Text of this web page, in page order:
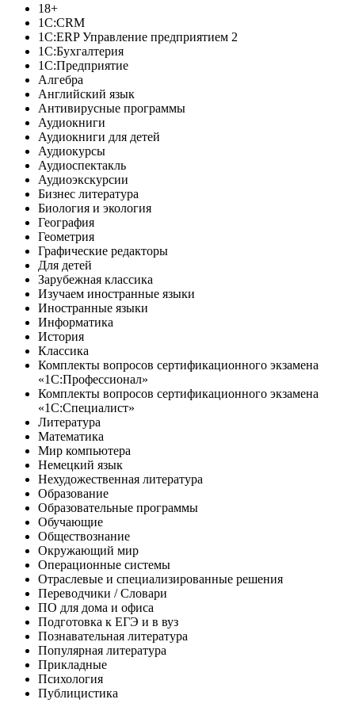
18+
1C:CRM
1С:ERP Управление предприятием 2
1С:Бухгалтерия
1С:Предприятие
Алгебра
Английский язык
Антивирусные программы
Аудиокниги
Аудиокниги для детей
Аудиокурсы
Аудиоспектакль
Аудиоэкскурсии
Бизнес литература
Биология и экология
География
Геометрия
Графические редакторы
Для детей
Зарубежная классика
Изучаем иностранные языки
Иностранные языки
Информатика
История
Классика
Комплекты вопросов сертификационного экзамена
«1С:Профессионал»
Комплекты вопросов сертификационного экзамена
«1С:Специалист»
Литература
Математика
Мир компьютера
Немецкий язык
Нехудожественная литература
Образование
Образовательные программы
Обучающие
Обществознание
Окружающий мир
Операционные системы
Отраслевые и специализированные решения
Переводчики / Словари
ПО для дома и офиса
Подготовка к ЕГЭ и в вуз
Познавательная литература
Популярная литература
Прикладные
Психология
Публицистика